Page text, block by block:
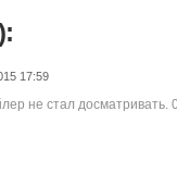
17:59
не стал досматривать.